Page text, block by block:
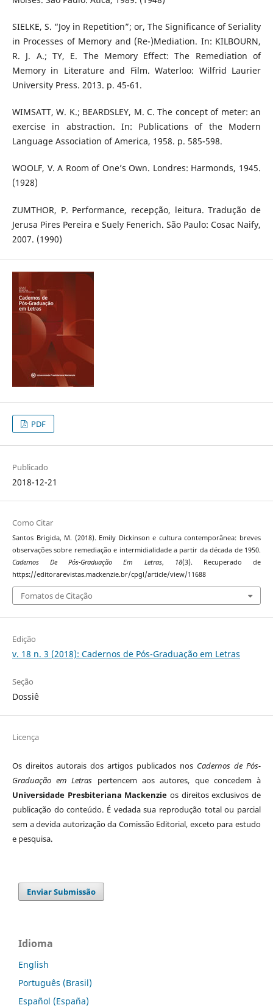
SIELKE, S. “Joy in Repetition”; or, The Significance of Seriality
in Processes of Memory and (Re-)Mediation. In: KILBOURN,
R. J. A.; TY, E. The Memory Effect: The Remediation of
Memory in Literature and Film. Waterloo: Wilfrid Laurier
University Press. 2013. p. 45-61.
WIMSATT, W. K.; BEARDSLEY, M. C. The concept of meter: an
exercise in abstraction. In: Publications of the Modern
Language Association of America, 1958. p. 585-598.
WOOLF, V. A Room of One’s Own. Londres: Harmonds, 1945.
(1928)
ZUMTHOR, P. Performance, recepção, leitura. Tradução de
Jerusa Pires Pereira e Suely Fenerich. São Paulo: Cosac Naify,
2007. (1990)
PDF
Publicado
2018-12-21
Como Citar
Santos Brigida, M. (2018). Emily Dickinson e cultura contemporânea: breves
observações sobre remediação e intermidialidade a partir da década de 1950.
Cadernos De Pós-Graduação Em Letras, 18(3). Recuperado de
https://editorarevistas.mackenzie.br/cpgl/article/view/11688
Fomatos de Citação
Edição
v. 18 n. 3 (2018): Cadernos de Pós-Graduação em Letras
Seção
Dossiê
Licença
Os direitos autorais dos artigos publicados nos Cadernos de Pós-
Graduação em Letras pertencem aos autores, que concedem à
Universidade Presbiteriana Mackenzie os direitos exclusivos de
publicação do conteúdo. É vedada sua reprodução total ou parcial
sem a devida autorização da Comissão Editorial, exceto para estudo
e pesquisa.
Enviar Submissão
Idioma
English
Português (Brasil)
Español (España)